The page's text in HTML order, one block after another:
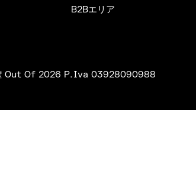
B2Bエリア
Out Of 2026 P.Iva 03928090988